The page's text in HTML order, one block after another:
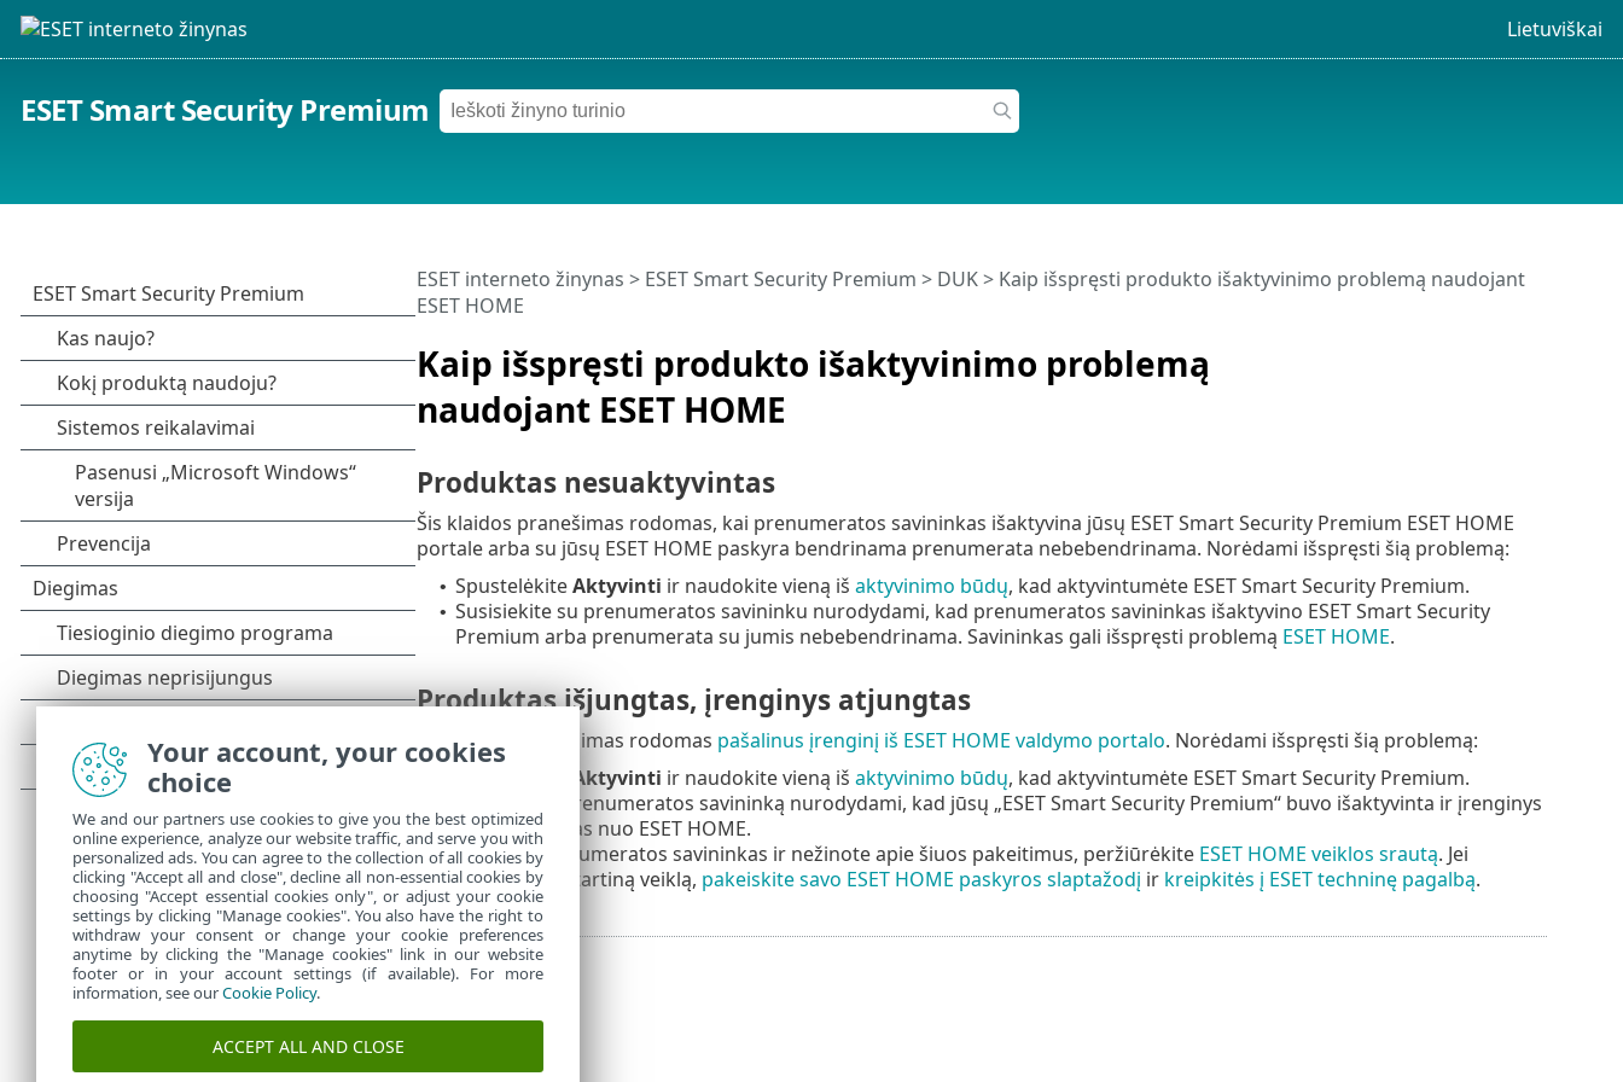
Lietuviškai
ESET Smart Security Premium
Kaip išspręsti produkto išaktyvinimo problemą
naudojant ESET HOME
ESET interneto žinynas > ESET Smart Security Premium > DUK> Kaip išspręsti produkto išaktyvinimo problemą naudojant
ESET HOME
Produktas nesuaktyvintas
Šis klaidos pranešimas rodomas, kai prenumeratos savininkas išaktyvina jūsų ESET Smart Security Premium ESET HOME
portale arba su jūsų ESET HOME paskyra bendrinama prenumerata nebebendrinama. Norėdami išspręsti šią problemą:
• SpustelėkiteAktyvinti ir naudokite vieną iš aktyvinimo būdų, kad aktyvintumėte ESET Smart Security Premium.
• Susisiekite su prenumeratos savininku nurodydami, kad prenumeratos savininkas išaktyvino ESET Smart Security
Premium arba prenumerata su jumis nebebendrinama. Savininkas gali išspręsti problemą ESET HOME.
Produktas išjungtas, įrenginys atjungtas
Šis klaidos pranešimas rodomas pašalinus įrenginį iš ESET HOME valdymo portalo. Norėdami išspręsti šią problemą:
Aktyvinti ir naudokite vieną iš aktyvinimo būdų, kad aktyvintumėte ESET Smart Security Premium.
Kreipkitės į prenumeratos savininką nurodydami, kad jūsų „ESET Smart Security Premium“ buvo išaktyvinta ir įrenginys
buvo atjungtas nuo ESET HOME.
• Jei esate prenumeratos savininkas ir nežinote apie šiuos pakeitimus, peržiūrėkite ESET HOME veiklos srautą. Jei
pastebėjote įtartiną veiklą, pakeiskite savo ESET HOME paskyros slaptažodį ir kreipkitės į ESET techninę pagalbą.
Your account, your cookies
choice
We and our partners use cookies to give you the best optimized
online experience, analyze our website traffic, and serve you with
personalized ads. You can agree to the collection of all cookies by
clicking "Accept all and close", decline all non-essential cookies by
choosing "Accept essential cookies only", or adjust your cookie
settings by clicking "Manage cookies". You also have the right to
withdraw your consent or change your cookie preferences
anytime by clicking the "Manage cookies" link in our website
footer or in your account settings (if available). For more
information, see ourCookie Policy.
ACCEPT ALL AND CLOSE